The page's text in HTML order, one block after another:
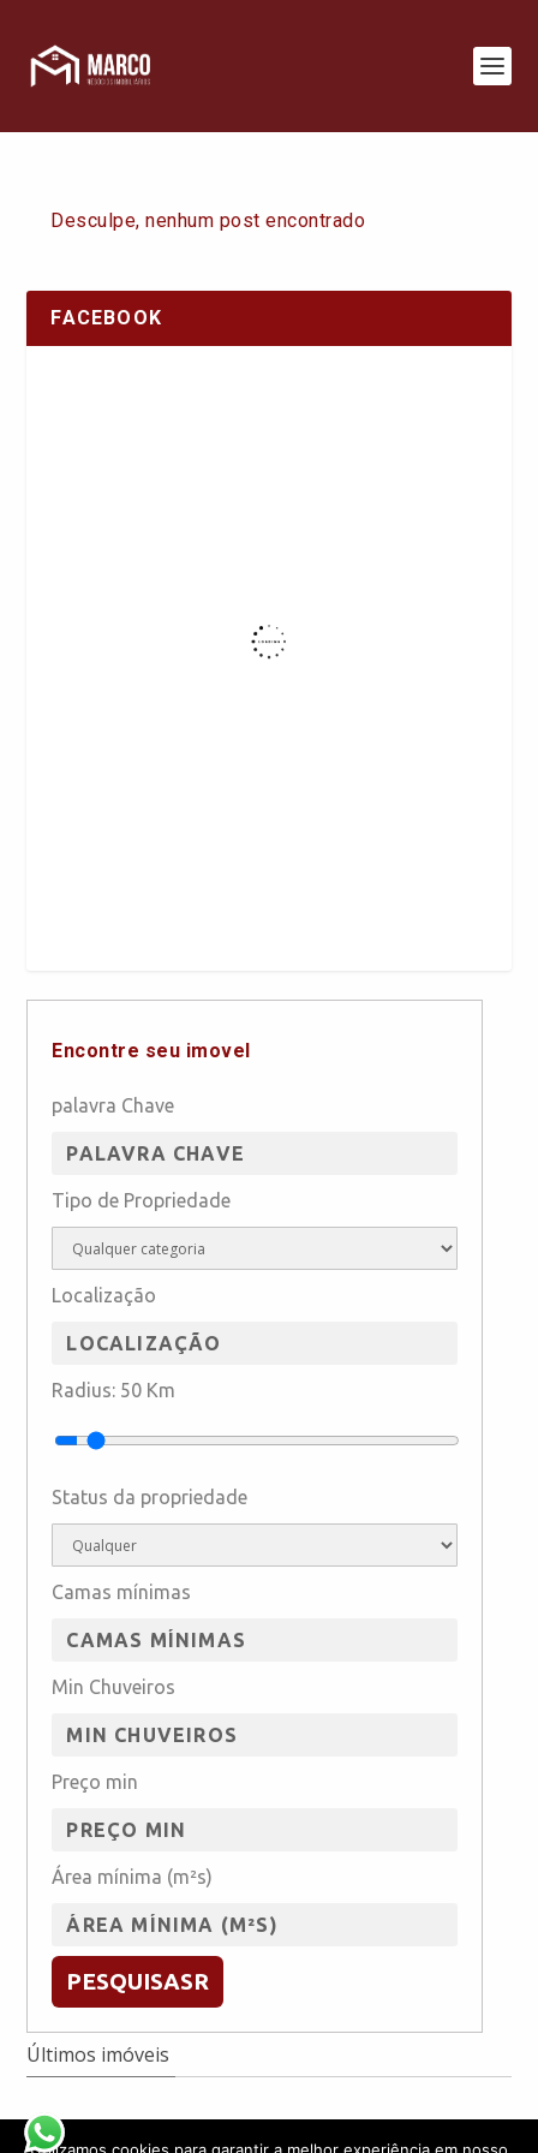
Desculpe, nenhum post encontrado
FACEBOOK
Encontre seu imovel
palavra Chave
Tipo de Propriedade
Localização
Radius: 50 Km
Status da propriedade
Camas mínimas
Min Chuveiros
Preço min
Área mínima (m²s)
PESQUISASR
Últimos imóveis